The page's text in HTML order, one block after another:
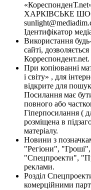
ХАРКІВСЬКЕ
Ідентифікатор
Використання
сайті,
Корреспондент.net.
При копіюванні
і світу» , для
відкрите для
Посилання має
повного або
Гіперпосилання (
розміщена в
матеріалу.
Новини з
"Регіони",
"Спецпроекти",
реклами.
Розділ
комерційними